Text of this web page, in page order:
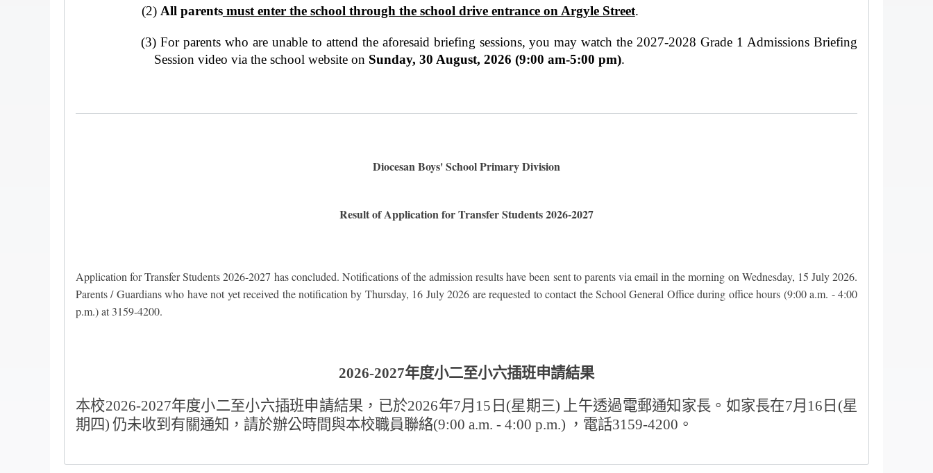
(2) All parentsmust enter the school through the school drive entrance on Argyle Street.
(3)For parents who are unable to attend the aforesaid briefing sessions, you may watch the 2027-2028 Grade 1 Admissions Briefing
Session video via the school website on Sunday, 30 August, 2026 (9:00 am-5:00 pm).
Diocesan Boys' School Primary Division
Result of Application for Transfer Students 2026-2027
Application for Transfer Students 2026-2027 has concluded. Notifications of the admission results have been sent to parents via email in the morning on Wednesday, 15 July 2026.
Parents / Guardians who have not yet received the notification by Thursday, 16 July 2026 are requested to contact the School General Office during office hours (9:00 a.m. - 4:00
p.m.) at 3159-4200.
2026-2027年度小二至小六插班申請結果
本校2026-2027年度小二至小六插班申請結果，已於2026年7月 15 日 (星期三) 上午透過電郵通知家長。如家長在7月 16 日 (星
期四) 仍未收到有關通知，請於辦公時間與本校職員聯絡(9:00 a.m. - 4:00 p.m.) ，電話3159-4200 。